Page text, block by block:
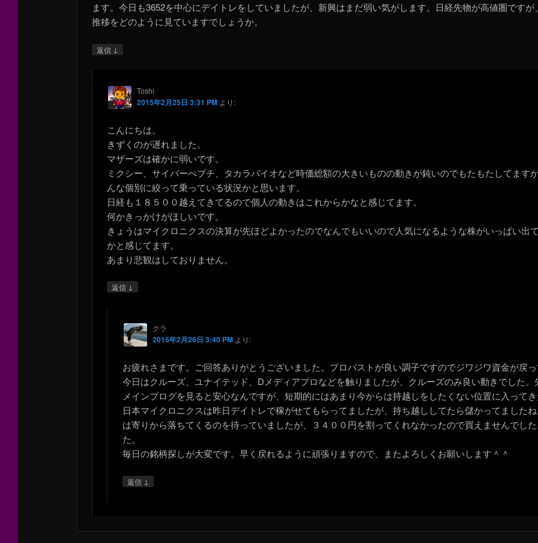
ます。今日も3652を中心にデイトレをしていましたが、新興はまだ弱い気がします。日経先物が高値圏です
推移をどのように見ていますでしょうか。
返信 ↓
Toshi
2015年2月25日 3:31 PM より:
こんにちは。
きずくのが遅れました。
マザーズは確かに弱いです。
ミクシー、サイバーぺプチ、タカラバイオなど時価総額の大きいものの動きが鈍いのでもたもたしてます
んな個別に絞って乗っている状況かと思います。
日経も１８５００越えてきてるので個人の動きはこれからかなと感じてます。
何かきっかけがほしいです。
きょうはマイクロニクスの決算が先ほどよかったのでなんでもいいので人気になるような株がいっぱい出
かと感じてます。
あまり悲観はしておりません。
返信 ↓
クラ
2015年2月26日 3:40 PM より:
お疲れさまです。ご回答ありがとうございました。プロパストが良い調子ですのでジワジワ資金が戻
今日はクルーズ、ユナイテッド、Dメディアプロなどを触りましたが、クルーズのみ良い動きでした
メインブログを見ると安心なんですが、短期的にはあまり今からは持越しをしたくない位置に入って
日本マイクロニクスは昨日デイトレで稼がせてもらってましたが、持ち越ししてたら儲かってまし
は寄りから落ちてくるのを待っていましたが、３４００円を割ってくれなかったので買えませんでし
た。
毎日の銘柄探しが大変です。早く戻れるように頑張りますので、またよろしくお願いします＾＾
返信 ↓